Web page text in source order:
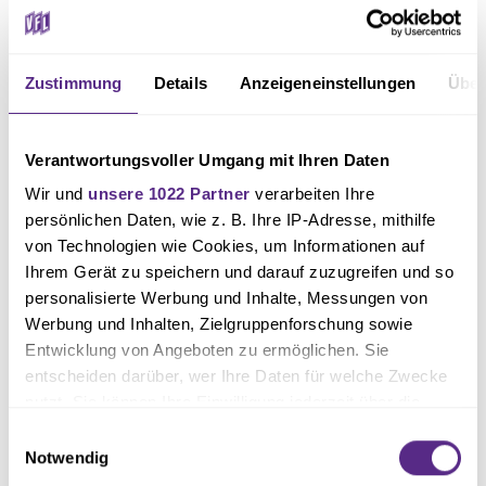
Zustimmung Details Anzeigeneinstellungen
Verantwortungsvoller Umgang mit Ihren Daten
Wir und unsere 1022 Partner verarbeiten Ihre
persönlichen Daten, wie z. B. Ihre IP-Adresse, mithilfe
von Technologien wie Cookies, um Informationen auf
Ihrem Gerät zu speichern und darauf zuzugreifen und so
personalisierte Werbung und Inhalte, Messungen von
Werbung und Inhalten, Zielgruppenforschung sowie
Entwicklung von Angeboten zu ermöglichen. Sie
entscheiden darüber, wer Ihre Daten für welche Zwecke
Trigger Symbol ändern oder widerrufen
Notwendig
einzelnen Spieler das passende Entwicklungsumfeld zu bieten. „Es war
Spielfeldgröße zu finden, damit sich alle bestmöglich entwickeln
konnten.“
Mit einer Meisterschaft, dem Pokalsieg, zahlreichen Erfolgen gegen
nationale Top-Nachwuchsleistungszentren und einer starken individuellen
Entwicklung der Spieler verabschiedet sich damit nicht nur ein
erfolgreicher Jahrgang, sondern auch Trainer Denis Scherer vom VfL
Osnabrück. Der Verein bedankt sich für seinen großen Einsatz und